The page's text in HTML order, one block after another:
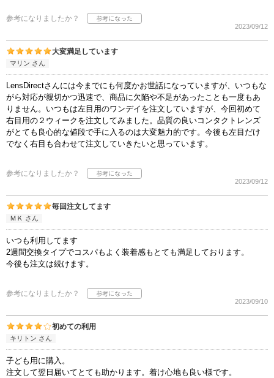
参考になりましたか？
2023/09/12
大変満足しています
マリン さん
LensDirectさんには今までにも何度かお世話になっていますが、いつもな
がら対応が親切かつ迅速で、商品に欠陥や不足があったことも一度もあ
りません。いつもは左目用のワンデイを注文していますが、今回初めて
右目用の２ウィークを注文してみました。品質の良いコンタクトレンズ
がとても良心的な値段で手に入るのは大変魅力的です。今後も左目だけ
でなく右目も合わせて注文していきたいと思っています。
参考になりましたか？
2023/09/12
毎回注文してます
ＭＫ さん
いつも利用してます
2週間交換タイプでコスパもよく装着感もとても満足しております。
今後も注文は続けます。
参考になりましたか？
2023/09/10
初めての利用
キリトン さん
子ども用に購入。
注文して翌日届いてとても助かります。着け心地も良い様です。